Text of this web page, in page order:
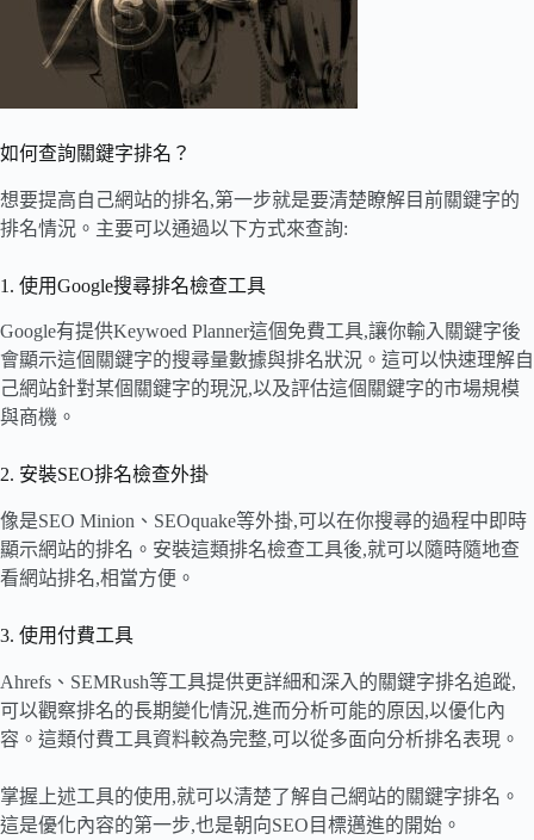
如何查詢關鍵字排名？
想要提高自己網站的排名,第一步就是要清楚瞭解目前關鍵字的
排名情況。主要可以通過以下方式來查詢:
1. 使用Google搜尋排名檢查工具
Google有提供Keywoed Planner這個免費工具,讓你輸入關鍵字後
會顯示這個關鍵字的搜尋量數據與排名狀況。這可以快速理解自
己網站針對某個關鍵字的現況,以及評估這個關鍵字的市場規模
與商機。
2. 安裝SEO排名檢查外掛
像是SEO Minion、SEOquake等外掛,可以在你搜尋的過程中即時
顯示網站的排名。安裝這類排名檢查工具後,就可以隨時隨地查
看網站排名,相當方便。
3. 使用付費工具
Ahrefs、SEMRush等工具提供更詳細和深入的關鍵字排名追蹤,
可以觀察排名的長期變化情況,進而分析可能的原因,以優化內
容。這類付費工具資料較為完整,可以從多面向分析排名表現。
掌握上述工具的使用,就可以清楚了解自己網站的關鍵字排名。
這是優化內容的第一步,也是朝向SEO目標邁進的開始。